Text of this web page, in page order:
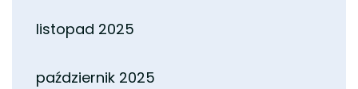
listopad 2025
październik 2025